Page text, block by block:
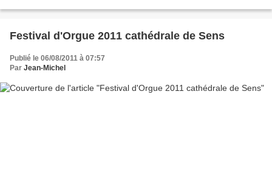
Festival d'Orgue 2011 cathédrale de Sens
Publié le 06/08/2011 à 07:57
Par Jean-Michel